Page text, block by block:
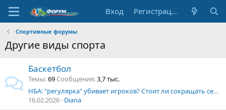
Вход Регистрация
Спортивные форумы
Другие виды спорта
Баскетбол
Темы 69 Сообщения 3,7 тыс.
НБА: "регулярка" убивает игроков? Стоит ли сокращать сезон?
16.02.2026 Diana